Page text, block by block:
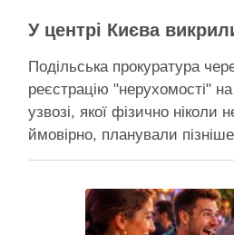
Подільська прокуратура
реєстрацію "нерухомості"
узвозі, якої фізично ніколи
ймовірно, планували
обслуговування" земельну
за допомогою якої ділки,
забудувати зелені схили